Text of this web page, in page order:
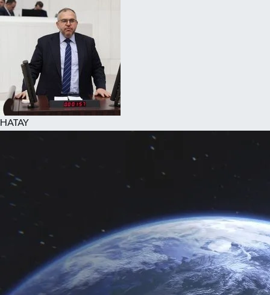
HATAY
Spor
Teknoloji
Yaşam